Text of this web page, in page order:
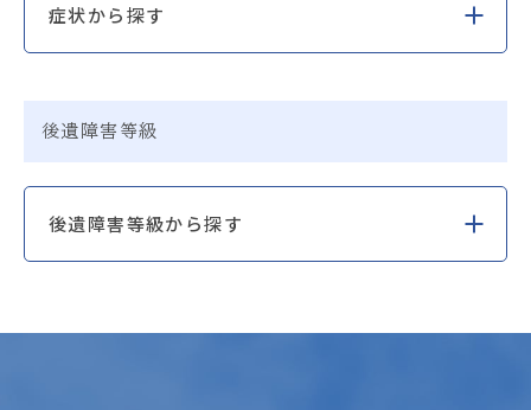
症状から探す
後遺障害等級
後遺障害等級から探す